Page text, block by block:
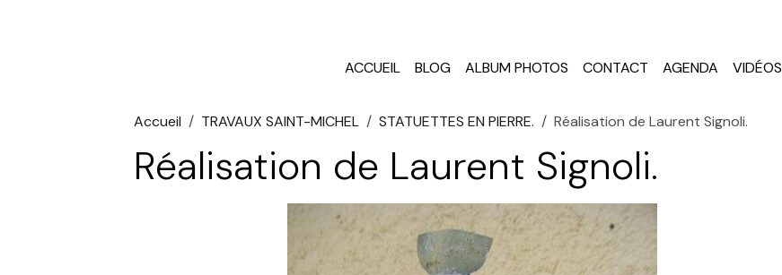
ACCUEIL BLOG ALBUM PHOTOS CONTACT AGENDA VIDÉOS
Accueil TRAVAUX SAINT-MICHEL STATUETTES EN PIERRE. Réalisation de Laurent Signoli.
Réalisation de Laurent Signoli.